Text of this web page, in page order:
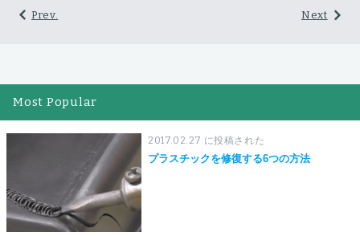
Next
Prev.
Most Popular
2017.02.27 に投稿された
プラスチックを修復する6つの方法